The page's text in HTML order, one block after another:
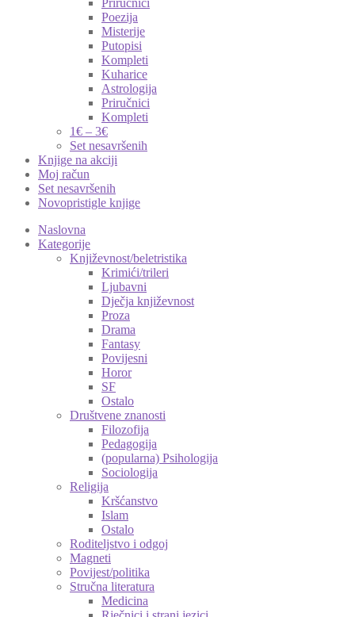
Priručnici
Poezija
Misterije
Putopisi
Kompleti
Kuharice
Astrologija
Priručnici
Kompleti
1€ – 3€
Set nesavršenih
Knjige na akciji
Moj račun
Set nesavršenih
Novopristigle knjige
Naslovna
Kategorije
Književnost/beletristika
Krimići/trileri
Ljubavni
Dječja književnost
Proza
Drama
Fantasy
Povijesni
Horor
SF
Ostalo
Društvene znanosti
Filozofija
Pedagogija
(popularna) Psihologija
Sociologija
Religija
Kršćanstvo
Islam
Ostalo
Roditeljstvo i odgoj
Magneti
Povijest/politika
Stručna literatura
Medicina